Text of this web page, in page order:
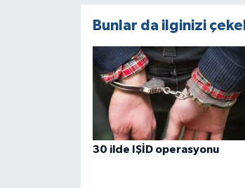
Bunlar da ilginizi
30 ilde IŞİD operasyonu